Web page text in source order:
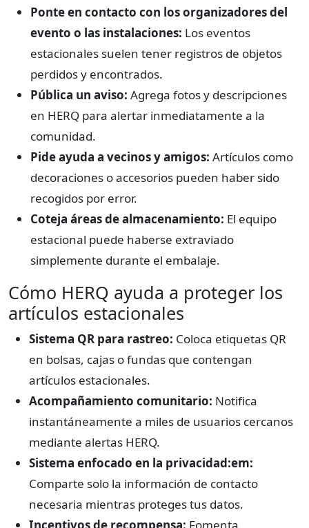
Ponte en contacto con los organizadores del
evento o las instalaciones: Los eventos
estacionales suelen tener registros de objetos
perdidos y encontrados.
Pública un aviso: Agrega fotos y descripciones
en HERQ para alertar inmediatamente a la
comunidad.
Pide ayuda a vecinos y amigos: Artículos como
decoraciones o accesorios pueden haber sido
recogidos por error.
Coteja áreas de almacenamiento: El equipo
estacional puede haberse extraviado
simplemente durante el embalaje.
Cómo HERQ ayuda a proteger los
artículos estacionales
Sistema QR para rastreo: Coloca etiquetas QR
en bolsas, cajas o fundas que contengan
artículos estacionales.
Acompañamiento comunitario: Notifica
instantáneamente a miles de usuarios cercanos
mediante alertas HERQ.
Sistema enfocado en la privacidad:em:
Comparte solo la información de contacto
necesaria mientras proteges tus datos.